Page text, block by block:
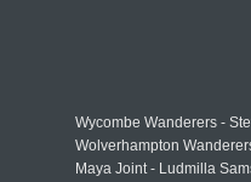
Wycombe Wanderers -
Wolverhampton
Maya Joint - Ludmilla